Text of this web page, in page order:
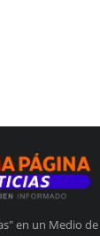
en un Medio